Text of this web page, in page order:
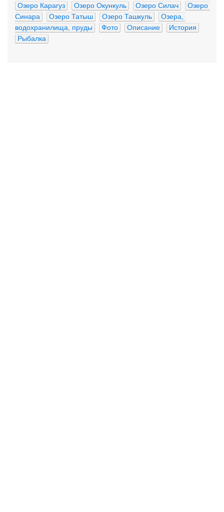
Озеро Карагуз Озеро Окункуль Озеро Силач
Озеро
Синара
Озеро Татыш Озеро Ташкуль
Озера,
водохранилища, пруды
Фото Описание
История
Рыбалка